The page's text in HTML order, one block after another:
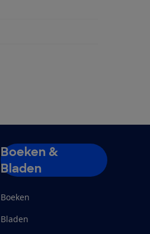
Boeken &
Bladen
Boeken
Bladen